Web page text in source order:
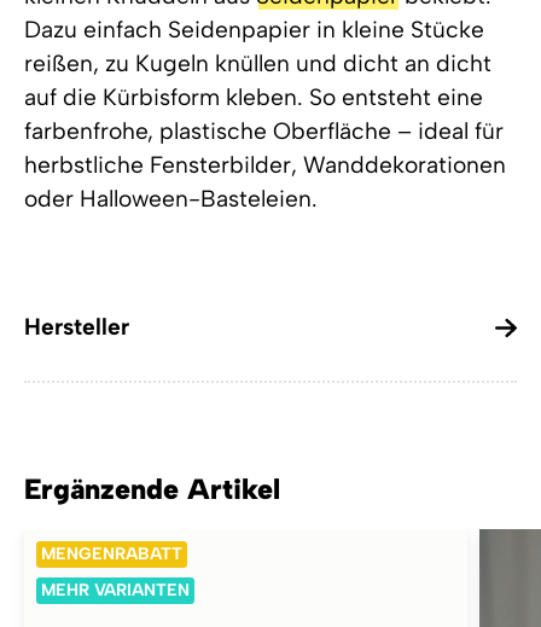
Dazu einfach Seidenpapier in kleine Stücke
reißen, zu Kugeln knüllen und dicht an dicht
auf die Kürbisform kleben. So entsteht eine
farbenfrohe, plastische Oberfläche – ideal für
herbstliche Fensterbilder, Wanddekorationen
oder Halloween-Basteleien.
Hersteller
Ergänzende Artikel
MENGENRABATT
MEHR VARIANTEN